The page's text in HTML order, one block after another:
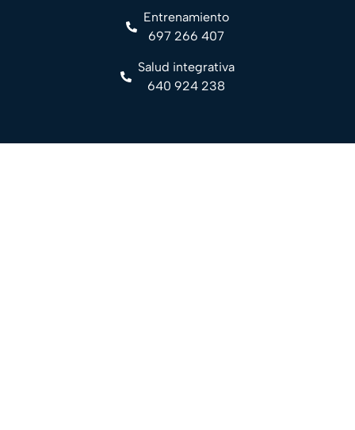
Entrenamiento
697 266 407
Salud integrativa
640 924 238